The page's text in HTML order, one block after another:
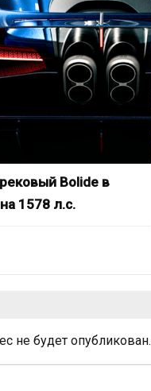
Bolide в
1578 л.с.
не будет опубликован.